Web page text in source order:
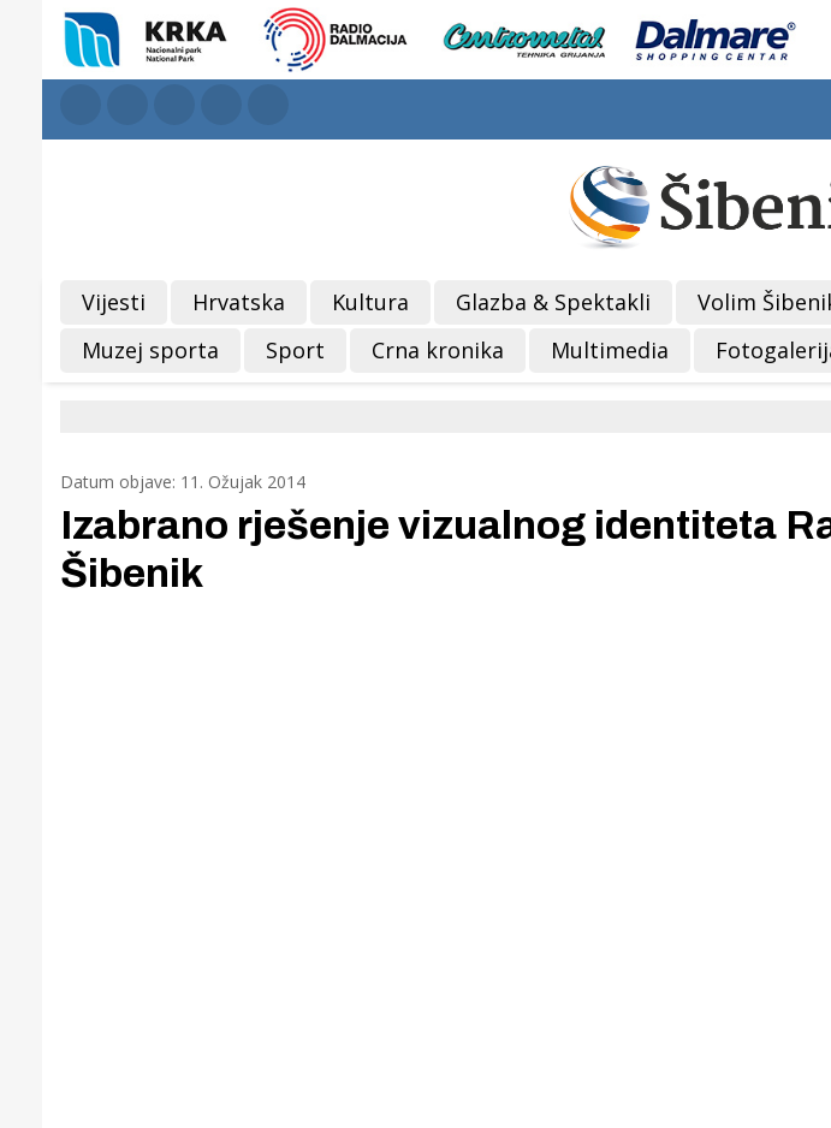
Vijesti Hrvatska Kultura Glazba & Spektakli Volim
Muzej sporta
Sport Crna kronika Multimedia
Datum objave: 11. Ožujak 2014
Izabrano rješenje vizualnog identiteta
Šibenik